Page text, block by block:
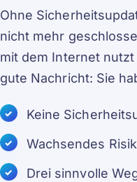
Ohne
nicht mehr
mit dem Internet nutzt
gute Nachricht: Sie
Keine
Wachsendes
Drei sinnvolle